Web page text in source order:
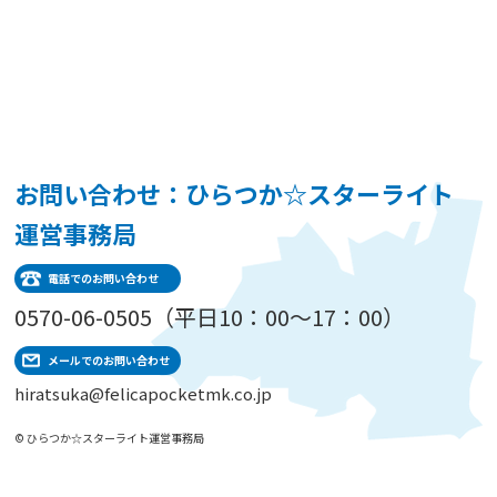
お問い合わせ：ひらつか☆スターライト
運営事務局
電話でのお問い合わせ
0570-06-0505（平日10：00～17：00）
メールでのお問い合わせ
hiratsuka@felicapocketmk.co.jp
© ひらつか☆スターライト運営事務局